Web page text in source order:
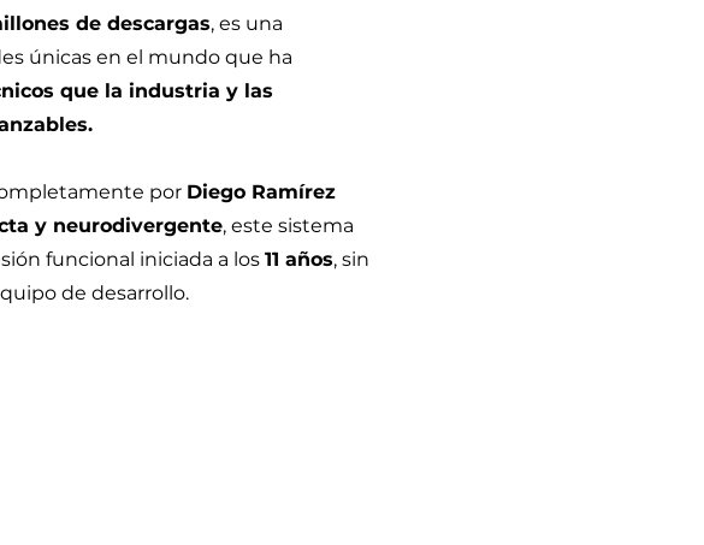
de descargas, es una
únicas en el mundo que ha
que la industria y las
por Diego Ramírez
y neurodivergente, este sistema
funcional iniciada a los 11 años, sin
de desarrollo.